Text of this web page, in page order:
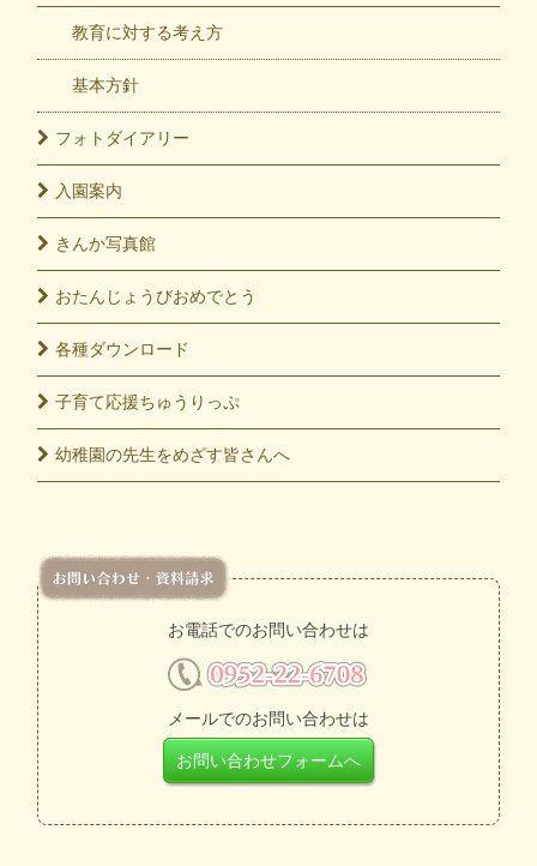
教育に対する考え方
基本方針
フォト ダイアリー
入園案内
きんか写真館
おたんじょうびおめでとう
各種ダウンロード
子育て応援ちゅうりっぷ
幼稚園の先生をめざす皆さんへ
お電話でのお問い合わせは
メールでのお問い合わせは
お問い合わせフォームへ